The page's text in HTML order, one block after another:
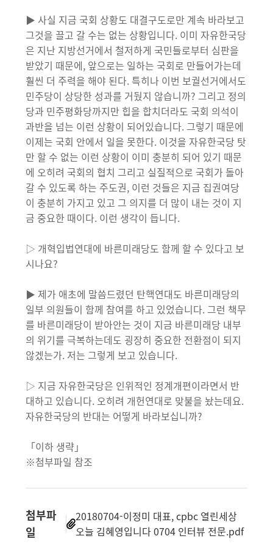
▶ 사실 지금 국회 상황도 대결구도로만 계속 바라보고
그것을 끌고 갈 수는 없는 상황입니다. 이미 자유한국당
은 지난 지방선거에서 철저하게 국민들로부터 심판을
받았기 때문에, 앞으로는 일하는 국회로 만들어가는데
훨씬 더 주력을 해야 된다. 특히나 이번 보궐선거에서도
민주당이 상당한 성과를 거뒀지 않습니까? 그리고 정의
당과 민주평화당까지만 힙을 합치더라도 국회 의석이
과반을 넘는 이런 상황이 되어있습니다. 그렇기 때문에
이제는 국회 안에서 일을 못한다. 이것을 자유한국당 탓
만 할 수 없는 이런 상황이 이미 충분히 되어 있기 때문
에 오히려 국회의 협치 그리고 실질적으로 국회가 돌아
갈 수 있도록 하는 주도권, 이런 것들은 지금 집권여당
이 충분히 가지고 있고 그 의지를 더 많이 내는 것이 지
금 중요한 때이다. 이런 생각이 듭니다.
▷ 개혁입법연대에 바른미래당도 함께 할 수 있다고 보
시나요?
▶ 제가 애초에 말씀드렸던 탄핵연대도 바른미래당의
일부 의원들이 함께 참여를 하고 있었습니다. 그런 책무
를 바른미래당이 받아안는 것이 지금 바른미래당 내부
의 위기를 극복하는데도 굉장히 중요한 전환점이 되지
않겠는가. 저는 그렇게 보고 있습니다.
▷ 지금 자유한국당은 인위적인 정계개편이라면서 반
대하고 있습니다. 오히려 개헌연대로 맞불을 놨는데요.
자유한국당의 반대는 어떻게 바라보십니까?
「이하 생략」
※첨부파일 참조
첨부파
일
20180704-이정미 대표, cpbc 열린세상
오늘 김혜영입니다 0704 인터뷰 전문.pdf